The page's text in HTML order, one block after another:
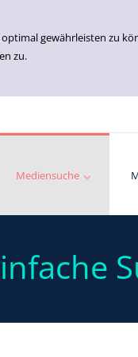
gewährleisten zu
zu.
Einfache Suche
Erweiterte Suche
Mediensuche